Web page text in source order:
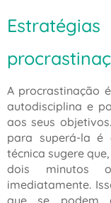
A procrastinação
autodisciplina e
aos seus
para superá-la é
técnica sugere
dois minutos
imediatamente.
que se podem